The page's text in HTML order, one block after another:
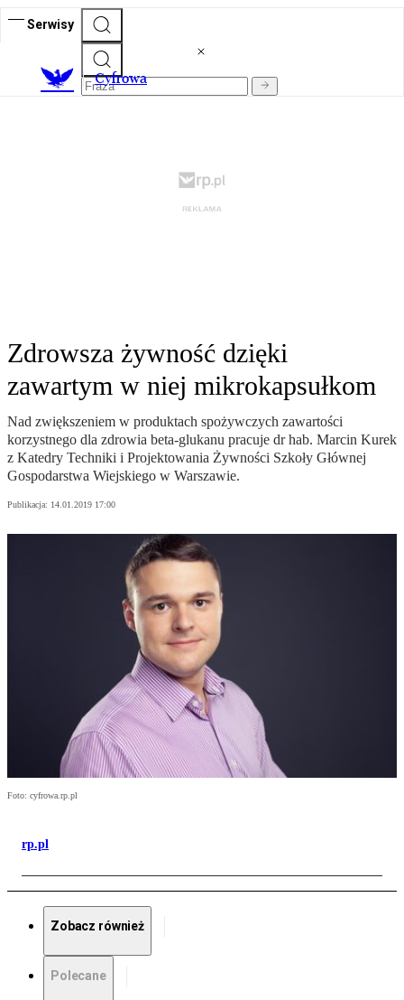
Serwisy
Cyfrowa
Zdrowsza żywność dzięki
zawartym w niej mikrokapsułkom
Nad zwiększeniem w produktach spożywczych zawartości
korzystnego dla zdrowia beta-glukanu pracuje dr hab. Marcin Kurek
z Katedry Techniki i Projektowania Żywności Szkoły Głównej
Gospodarstwa Wiejskiego w Warszawie.
Publikacja: 14.01.2019 17:00
Foto: cyfrowa.rp.pl
rp.pl
Zobacz również
Polecane